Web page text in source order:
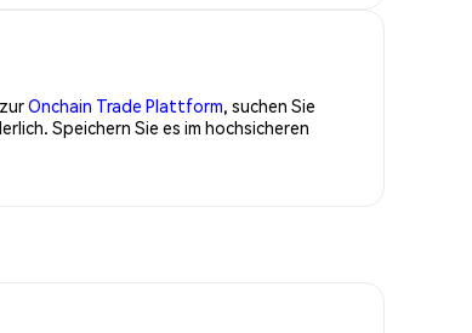
Onchain Trade Plattform, suchen Sie
Speichern Sie es im hochsicheren